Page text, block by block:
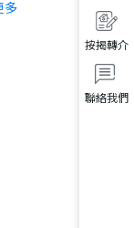
聯絡我們
按揭轉介
多